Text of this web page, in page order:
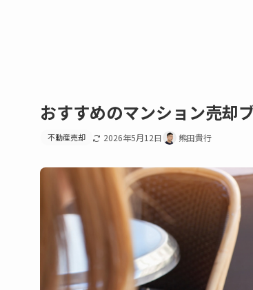
おすすめのマンション売却
不動産売却 2026年5月12日 熊田貴行